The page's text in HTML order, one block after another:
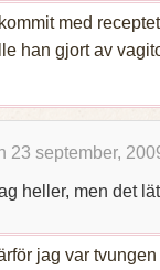
med
han gjort av
23 september,
heller, men det
jag var